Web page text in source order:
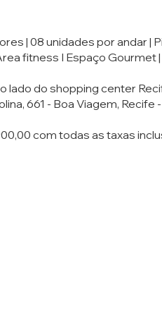
| 08 unidades por andar |
fitness I Espaço Gourmet |
lado do shopping center
661 - Boa Viagem, Recife
com todas as taxas